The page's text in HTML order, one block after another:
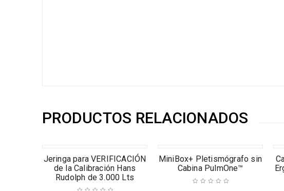
PRODUCTOS RELACIONADOS
Jeringa para VERIFICACIÓN
de la Calibración Hans
Rudolph de 3.000 Lts
MiniBox+ Pletismógrafo sin
Cabina PulmOne™